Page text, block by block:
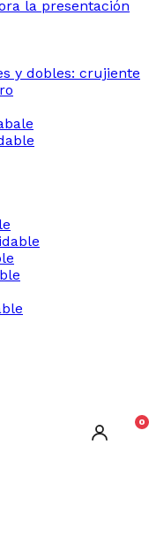
la presentación
y dobles: crujiente
0